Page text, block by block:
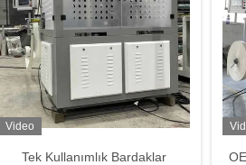
Video
Tek Kullanımlık Bardaklar